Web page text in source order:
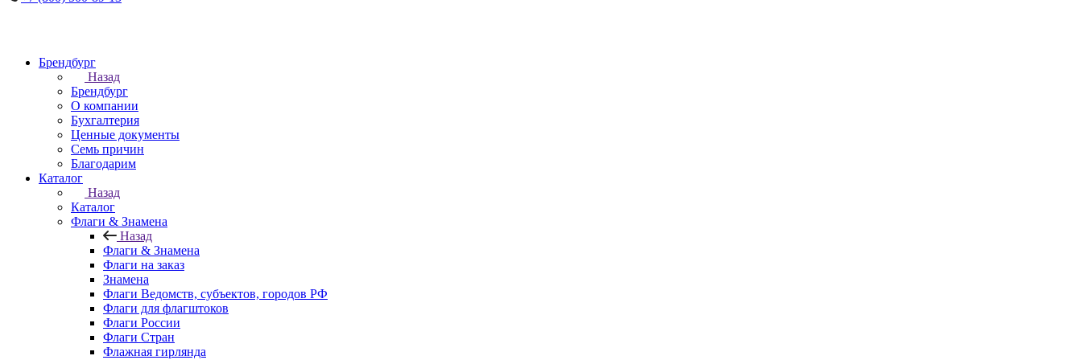
Брендбург
Назад
Брендбург
О компании
Бухгалтерия
Ценные документы
Семь причин
Благодарим
Каталог
Назад
Каталог
Флаги & Знамена
Назад
Флаги & Знамена
Флаги на заказ
Знамена
Флаги Ведомств, субъектов, городов РФ
Флаги для флагштоков
Флаги России
Флаги Стран
Флажная гирлянда